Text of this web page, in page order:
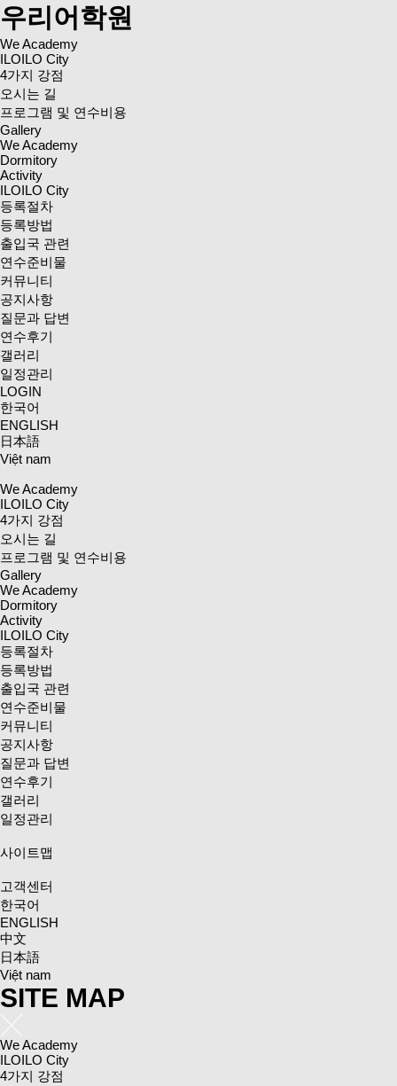
우리어학원
We Academy
ILOILO City
4가지 강점
오시는 길
프로그램 및 연수비용
Gallery
We Academy
Dormitory
Activity
ILOILO City
등록절차
등록방법
출입국 관련
연수준비물
커뮤니티
공지사항
질문과 답변
연수후기
갤러리
일정관리
LOGIN
한국어
ENGLISH
日本語
Việt nam
We Academy
ILOILO City
4가지 강점
오시는 길
프로그램 및 연수비용
Gallery
We Academy
Dormitory
Activity
ILOILO City
등록절차
등록방법
출입국 관련
연수준비물
커뮤니티
공지사항
질문과 답변
연수후기
갤러리
일정관리
사이트맵
고객센터
한국어
ENGLISH
中文
日本語
Việt nam
SITE MAP
We Academy
ILOILO City
4가지 강점